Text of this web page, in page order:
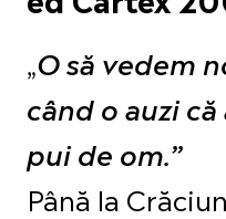
„O să vedem
când o auzi
pui de om.”
Până la